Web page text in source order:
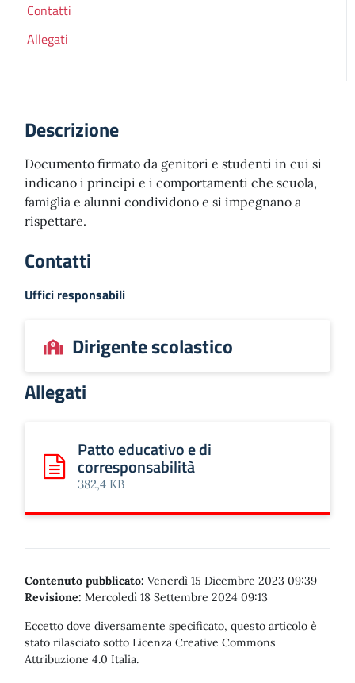
Contatti
Allegati
Descrizione
Documento firmato da genitori e studenti in cui si
indicano i principi e i comportamenti che scuola,
famiglia e alunni condividono e si impegnano a
rispettare.
Contatti
Uffici responsabili
Dirigente scolastico
Allegati
Scarica: Patto educativo e di corresponsabilità
Patto educativo e di
corresponsabilità
382,4 KB
Contenuto pubblicato: Venerdì 15 Dicembre 2023 09:39 -
Revisione: Mercoledì 18 Settembre 2024 09:13
Eccetto dove diversamente specificato, questo articolo è
stato rilasciato sotto Licenza Creative Commons
Attribuzione 4.0 Italia.